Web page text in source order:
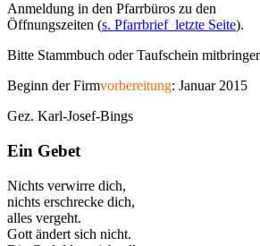
Anmeldung in den Pfarrbüros zu den
Öffnungszeiten (s. Pfarrbrief letzte Seite).
Bitte Stammbuch oder Taufschein
Beginn der Firmvorbereitung: Januar 2015
Gez. Karl-Josef-Bings
Ein Gebet
Nichts verwirre dich,
nichts erschrecke dich,
alles vergeht.
Gott ändert sich nicht.